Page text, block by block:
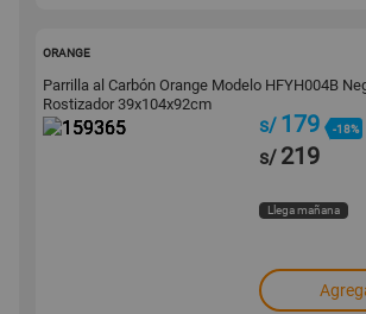
ORANGE
Parrilla al Carbón Orange Modelo HFYH004B
Rostizador 39x104x92cm
s/ 179 -18%
s/ 219
Llega mañana